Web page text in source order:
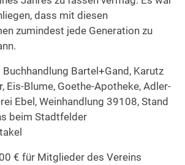
dass mit diesen
zumindest jede Generation zu
Buchhandlung Bartel+Gand, Karutz
Eis-Blume, Goethe-Apotheke, Adler-
Ebel, Weinhandlung 39108, Stand
beim Stadtfelder
€ für Mitglieder des Vereins